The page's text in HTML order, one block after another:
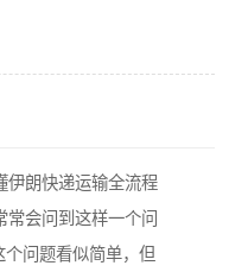
伊朗快递运输全流程
会问到这样一个问
个问题看似简单，但